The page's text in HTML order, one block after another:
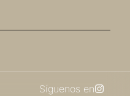
Síguenos en